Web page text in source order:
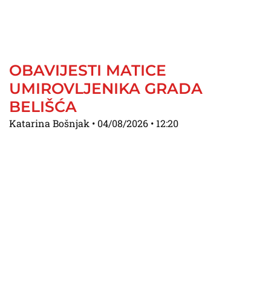
OBAVIJESTI MATICE
UMIROVLJENIKA GRADA
BELIŠĆA
Katarina Bošnjak 04/08/2026 12:20